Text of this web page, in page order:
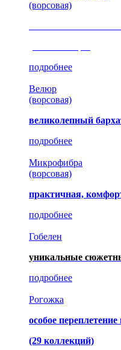
(ворсовая)
подробнее
Велюр
(ворсовая)
великолепный
подробнее
Микрофибра
(ворсовая)
практичная,
подробнее
Гобелен
уникальные
подробнее
Рогожка
особое
(29 коллекций)